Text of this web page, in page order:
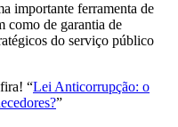
importante ferramenta de
como de garantia de
do serviço público
“Lei Anticorrupção: o
”